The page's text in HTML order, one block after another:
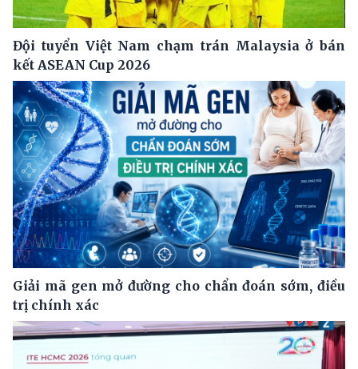
Đội tuyển Việt Nam chạm trán Malaysia ở bán
kết ASEAN Cup 2026
Giải mã gen mở đường cho chẩn đoán sớm, điều
trị chính xác